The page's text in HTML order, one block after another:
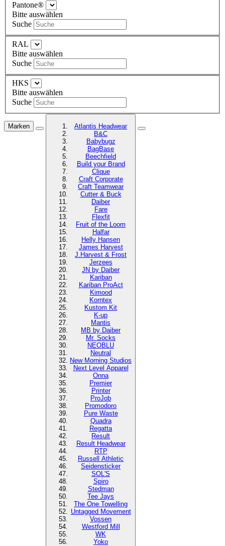
Pantone®
Bitte auswählen
Suche
RAL
Bitte auswählen
Suche
HKS
Bitte auswählen
Suche
Marken
Atlantis Headwear
B&C
Babybugz
BagBase
Beechfield
Build your Brand
Clique
Craft Corporate
Craft Teamwear
Cutter & Buck
Daiber
Fare
Flexfit
Fruit of the Loom
Halfar
Helly Hansen
James Harvest
J.Harvest & Frost
Jerzees
JN by Daiber
Kariban
Kariban ProAct
Kimood
Korntex
Kustom Kit
K-up
Mantis
MB by Daiber
Mr. Socks
NEOBLU
Neutral
New Morning Studios
Next Level Apparel
Onna
Premier
Printer
ProJob
Promodoro
Pure Waste
Quadra
Regatta
Result
Result Headwear
RTP
Russell Athletic
Seidensticker
SOL'S
Spiro
Stedman
Tee Jays
The One Towelling
Untagged Movement
Vossen
Westford Mill
WK
Yoko